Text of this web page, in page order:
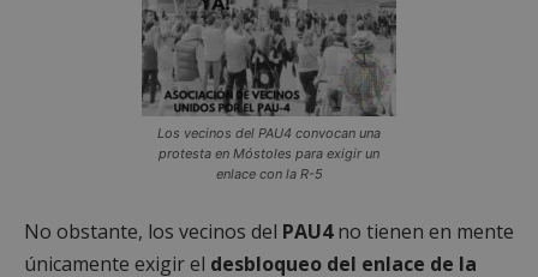
Los vecinos del PAU4 convocan una
protesta en Móstoles para exigir un
enlace con la R-5
No obstante, los vecinos del PAU4no tienen en mente
únicamente exigir el desbloqueo del enlace de la